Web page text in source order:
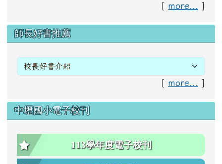
[ more... ]
右邊區域內容
師長好書推薦
[ more... ]
中壢國小電子校刊
113學年度電子校刊